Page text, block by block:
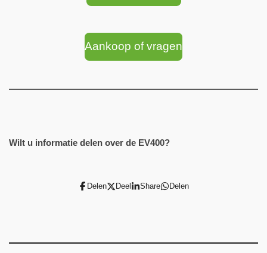
Aankoop of vragen
Wilt u informatie delen over de EV400?
Delen Deel Share Delen